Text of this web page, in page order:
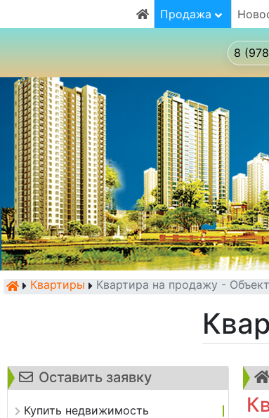
Продажа
8
Квартиры Квартира на продажу -
Оставить заявку
Купить недвижимость